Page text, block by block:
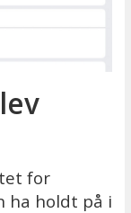
for
ha holdt på i